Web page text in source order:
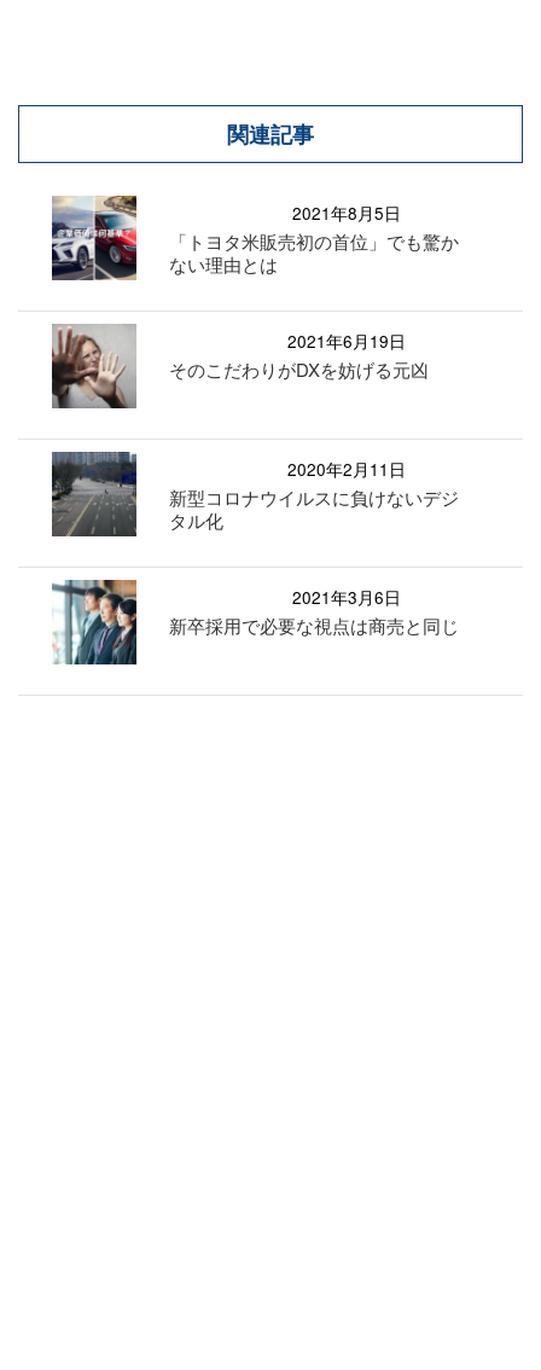
関連記事
2021年8月5日
「トヨタ米販売初の首位」でも驚か
ない理由とは
2021年6月19日
そのこだわりがDXを妨げる元凶
2020年2月11日
新型コロナウイルスに負けないデジ
タル化
2021年3月6日
新卒採用で必要な視点は商売と同じ